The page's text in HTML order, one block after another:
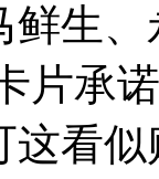
生
片承
看